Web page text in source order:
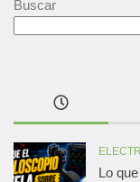
Buscar
Lo